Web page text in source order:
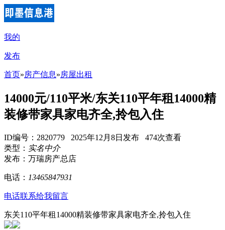
我的
发布
首页»房产信息»房屋出租
14000元/110平米/东关110平年租14000精
装修带家具家电齐全,拎包入住
ID编号：2820779 2025年12月8日发布 474次查看
类型： 实名中介
发布：万瑞房产总店
电话： 13465847931
电话联系给我留言
东关110平年租14000精装修带家具家电齐全,拎包入住